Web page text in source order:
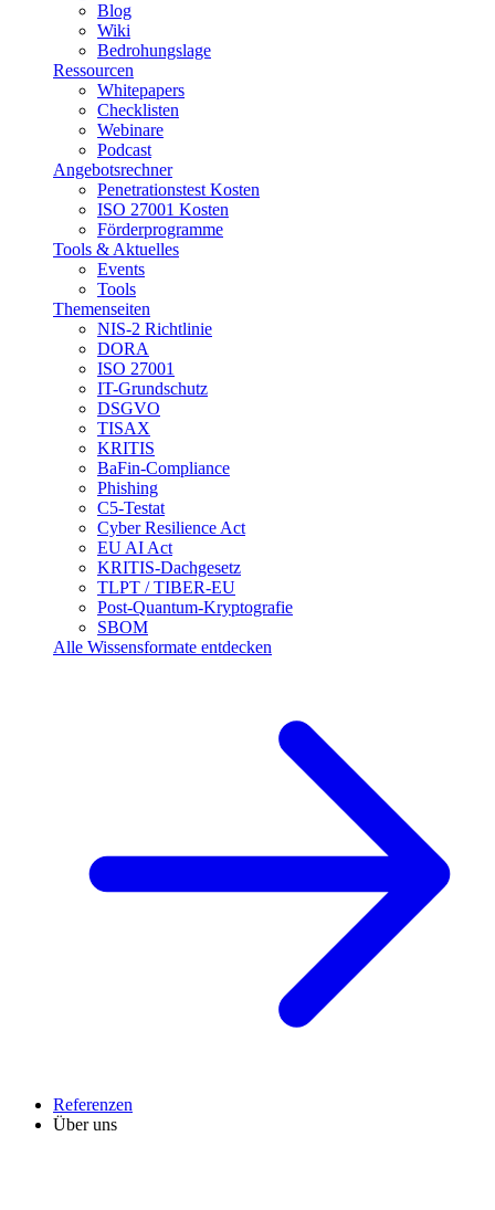
Blog
Wiki
Bedrohungslage
Ressourcen
Whitepapers
Checklisten
Webinare
Podcast
Angebotsrechner
Penetrationstest Kosten
ISO 27001 Kosten
Förderprogramme
Tools & Aktuelles
Events
Tools
Themenseiten
NIS-2 Richtlinie
DORA
ISO 27001
IT-Grundschutz
DSGVO
TISAX
KRITIS
BaFin-Compliance
Phishing
C5-Testat
Cyber Resilience Act
EU AI Act
KRITIS-Dachgesetz
TLPT / TIBER-EU
Post-Quantum-Kryptografie
SBOM
Alle Wissensformate entdecken
Referenzen
Über uns